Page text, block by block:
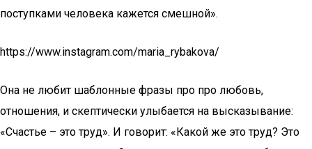
поступками человека кажется смешной».
https://www.instagram.com/maria_rybakova/
Она не любит шаблонные фразы про про любовь,
отношения, и скептически улыбается на высказывание:
«Счастье – это труд». И говорит: «Какой же это труд? Это